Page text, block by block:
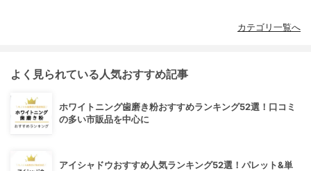
カテゴリ一覧へ
よく見られている人気おすすめ記事
ホワイトニング歯磨き粉おすすめランキング52選！口コミ
の多い市販品を中心に
アイシャドウおすすめ人気ランキング52選！パレット&単